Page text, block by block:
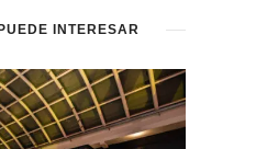
INTERESAR